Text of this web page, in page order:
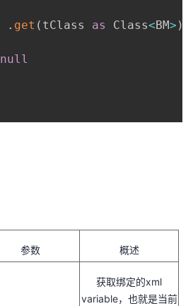
. get ( tClass as Class<BM> )
null
参数 概述
获取绑定的xml
variable，也就是当前